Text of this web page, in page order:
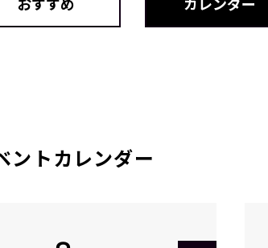
ントカレンダー